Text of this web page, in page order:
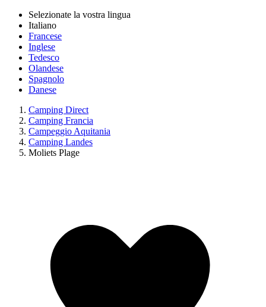
Selezionate la vostra lingua
Italiano
Francese
Inglese
Tedesco
Olandese
Spagnolo
Danese
Camping Direct
Camping Francia
Campeggio Aquitania
Camping Landes
Moliets Plage